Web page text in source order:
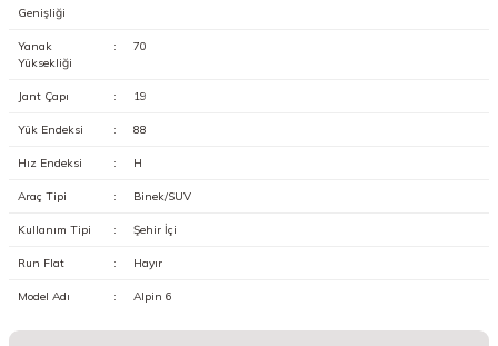
Genişliği
Yanak
Yüksekliği
: 70
Jant Çapı : 19
Yük Endeksi : 88
Hız Endeksi : H
Araç Tipi : Binek/SUV
Kullanım Tipi : Şehir İçi
Run Flat : Hayır
Model Adı : Alpin 6